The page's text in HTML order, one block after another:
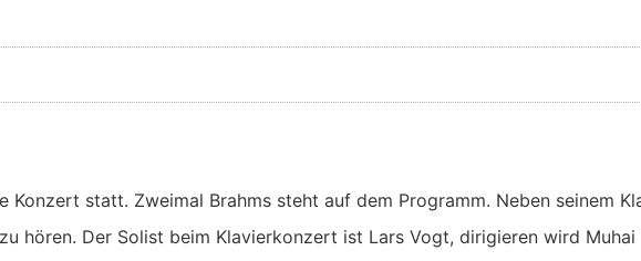
Konzert statt. Zweimal Brahms steht auf dem Programm. Neben seinem
hören. Der Solist beim Klavierkonzert ist Lars Vogt, dirigieren wird